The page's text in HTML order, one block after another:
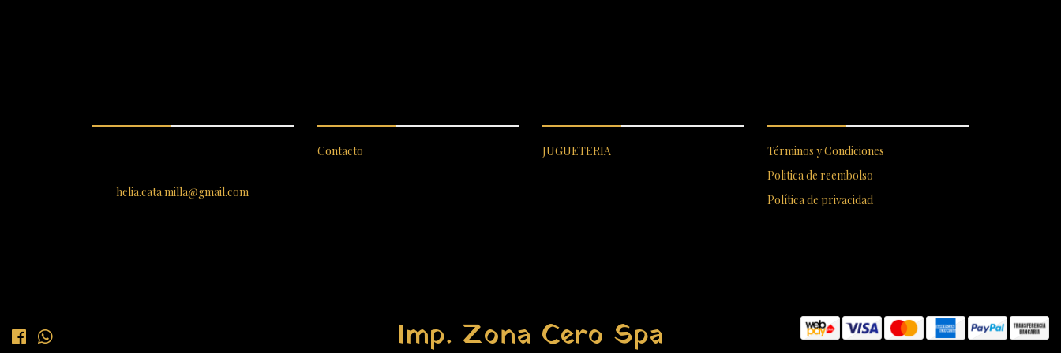
helia.cata.milla@gmail.com
Contacto JUGUETERIA
Términos y Condiciones
Politica de reembolso
Política de privacidad
Imp. Zona Cero Spa